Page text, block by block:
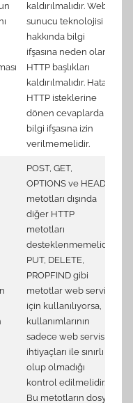
kaldırılmalıdır. Web
sunucu teknolojisi
hakkında bilgi
ifşasına neden olan
HTTP başlıkları
kaldırılmalıdır. Hatalı
HTTP isteklerine
dönen cevaplarda
bilgi ifşasına izin
verilmemelidir.
POST, GET,
OPTIONS ve HEAD
metotları dışında
diğer HTTP
metotları
desteklenmemelidir.
PUT, DELETE,
PROPFIND gibi
metotlar web servisi
için kullanılıyorsa,
kullanımlarının
sadece web servis
ihtiyaçları ile sınırlı
olup olmadığı
kontrol edilmelidir.
Bu metotların dosya